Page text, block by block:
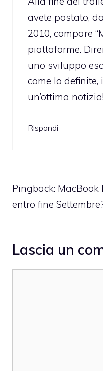
avete postato,
2010, compare
piattaforme.
uno sviluppo
come lo definite,
un’ottima notizia!
Rispondi
Pingback: MacBook
entro fine
Lascia un